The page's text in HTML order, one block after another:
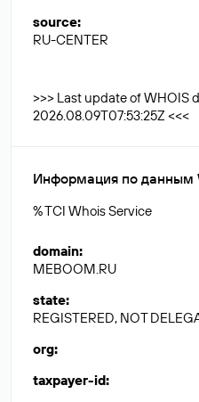
source:
RU-CENTER
>>> Last update of WHOIS
2026.08.09T07:53:25Z <<<
Информация по данным
% TCI Whois Service
domain:
MEBOOM.RU
state:
REGISTERED, NOT
org:
taxpayer-id: